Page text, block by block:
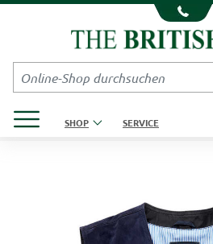
Kompletten Head der Seite überspringen
SHOP SERVICE